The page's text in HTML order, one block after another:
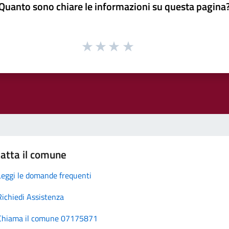
sono chiare le informazioni su questa
il comune
le domande frequenti
Assistenza
il comune 07175871